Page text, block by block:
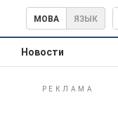
МОВА ЯЗЫК
Новости